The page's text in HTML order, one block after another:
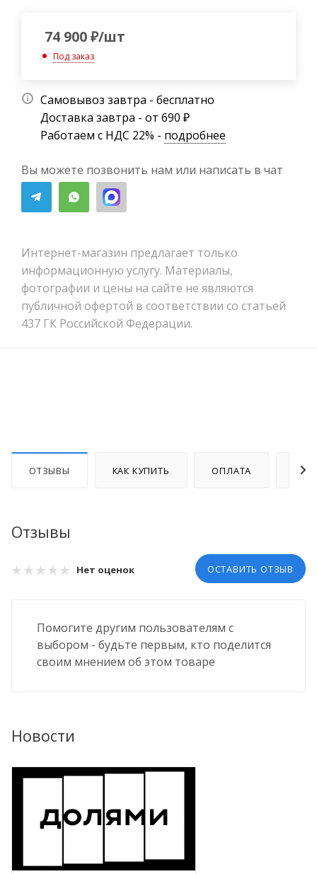
74 900₽/шт
Под заказ
Самовывоз завтра - бесплатно
Доставка завтра - от 690 ₽
Работаем с НДС 22% - подробнее
Вы можете позвонить нам или написать в чат
Интернет-магазин предлагает только
информационную услугу. Материалы,
фотографии и цены на сайте не являются
публичной офертой в соответствии со статьей
437 ГК Российской Федерации.
ОТЗЫВЫ КАК КУПИТЬ ОПЛАТА
Отзывы
Нет оценок ОСТАВИТЬ ОТЗЫВ
Помогите другим пользователям с
выбором - будьте первым, кто поделится
своим мнением об этом товаре
Новости